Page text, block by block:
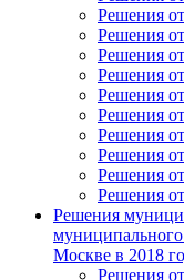
Решения
Решения
Решения
Решения
Решения
Решения
Решения
Решения
Решения
Решения
Решения
Москве в 2018
Решения